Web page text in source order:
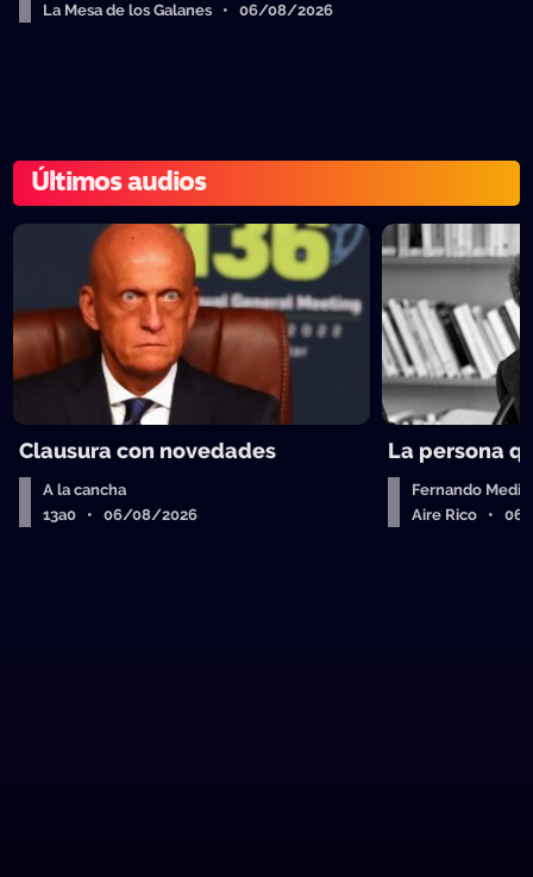
La Mesa de los Galanes • 06/08/2026
Últimos audios
Clausura con novedades
A la cancha
13a0 • 06/08/2026
La persona
Fernando
Aire Rico •